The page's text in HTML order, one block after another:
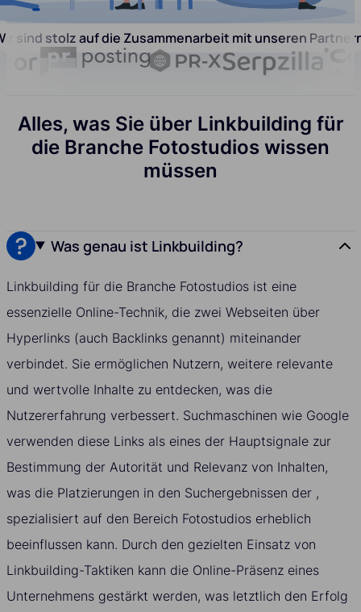
sind stolz auf die Zusammenarbeit mit unseren
Alles, was Sie über Linkbuilding für
die Branche Fotostudios wissen
müssen
Was genau ist Linkbuilding?
Linkbuilding für die Branche Fotostudios ist eine
essenzielle Online-Technik, die zwei Webseiten über
Hyperlinks (auch Backlinks genannt) miteinander
verbindet. Sie ermöglichen Nutzern, weitere relevante
und wertvolle Inhalte zu entdecken, was die
Nutzererfahrung verbessert. Suchmaschinen wie Google
verwenden diese Links als eines der Hauptsignale zur
Bestimmung der Autorität und Relevanz von Inhalten,
was die Platzierungen in den Suchergebnissen der ,
spezialisiert auf den Bereich Fotostudios erheblich
beeinflussen kann. Durch den gezielten Einsatz von
Linkbuilding-Taktiken kann die Online-Präsenz eines
Unternehmens gestärkt werden, was letztlich den Erfolg